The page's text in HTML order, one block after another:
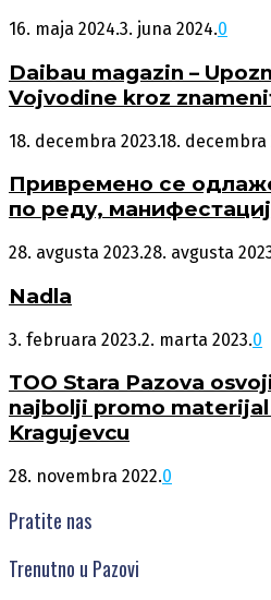
16. maja 2024.3. juna 2024.0
Daibau magazin –
Vojvodine kroz
18. decembra 2023.18. decembra
Привремено се
по реду,
28. avgusta 2023.28. avgusta
Nadla
3. februara 2023.2. marta 2023.0
TOO Stara Pazova
najbolji promo
Kragujevcu
28. novembra 2022.0
Pratite nas
Trenutno u Pazovi